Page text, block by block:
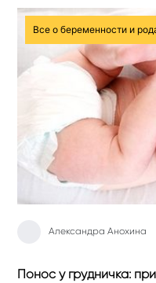
Все о беременности и
Александра Анохина
Понос у грудничка: